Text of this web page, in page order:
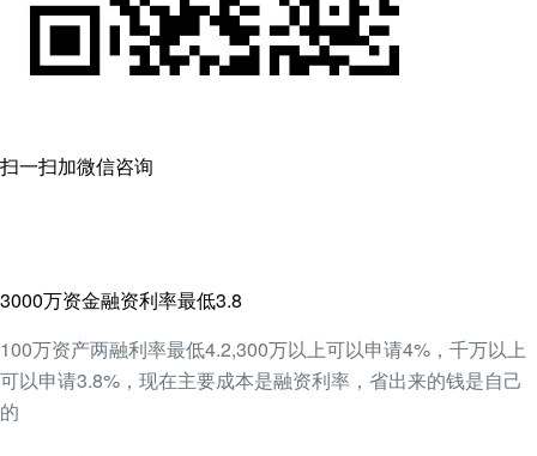
扫一扫加微信咨询
3000万资金融资利率最低3.8
100万资产两融利率最低4.2,300万以上可以申请4%，千万以上
可以申请3.8%，现在主要成本是融资利率，省出来的钱是自己
的